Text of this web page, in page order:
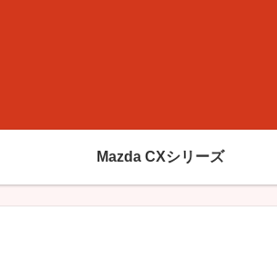
Mazda CXシリーズ